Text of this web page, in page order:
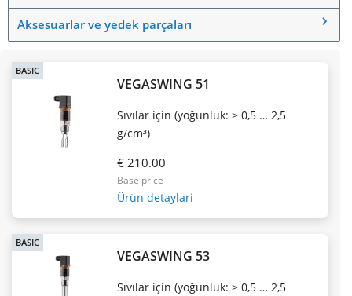
Aksesuarlar ve yedek parçaları
BASIC
VEGASWING 51
Sıvılar için (yoğunluk: > 0,5 … 2,5
g/cm³)
€ 210.00
Base price
Ürün detaylari
BASIC
VEGASWING 53
Sıvılar için (yoğunluk: > 0,5 … 2,5